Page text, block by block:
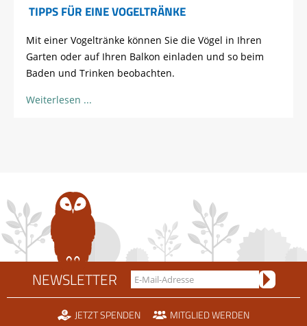
TIPPS FÜR EINE VOGELTRÄNKE
Mit einer Vogeltränke können Sie die Vögel in Ihren
Garten oder auf Ihren Balkon einladen und so beim
Baden und Trinken beobachten.
Weiterlesen
NEWSLETTER
JETZT SPENDEN MITGLIED WERDEN